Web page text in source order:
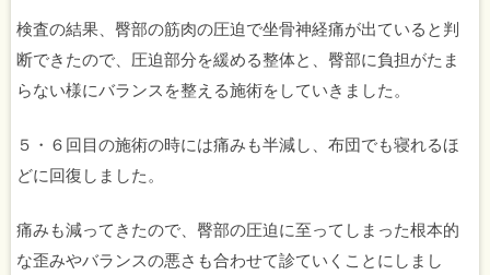
検査の結果、臀部の筋肉の圧迫で坐骨神経痛が出ていると判
断できたので、圧迫部分を緩める整体と、臀部に負担がたま
らない様にバランスを整える施術をしていきました。
５・６回目の施術の時には痛みも半減し、布団でも寝れるほ
どに回復しました。
痛みも減ってきたので、臀部の圧迫に至ってしまった根本的
な歪みやバランスの悪さも合わせて診ていくことにしまし